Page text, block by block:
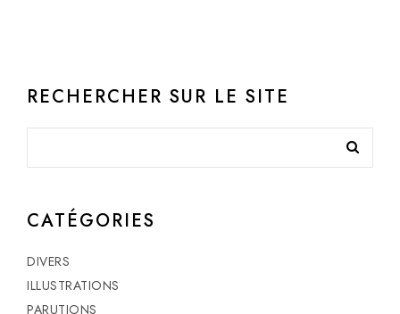
RECHERCHER SUR LE SITE
CATÉGORIES
DIVERS
ILLUSTRATIONS
PARUTIONS